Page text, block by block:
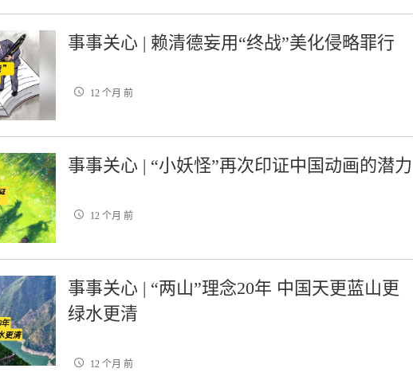
事事关心 | 赖清德妄用“终战”美化侵略罪行
12 个月 前
事事关心 | “小妖怪”再次印证中国动画的潜力
12 个月 前
事事关心 | “两山”理念20年 中国天更蓝山更
绿水更清
12 个月 前